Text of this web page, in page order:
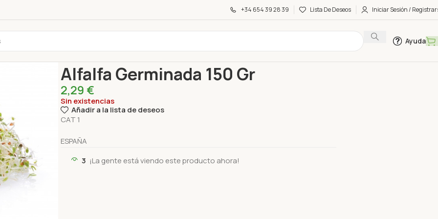
+34 654 39 28 39 Lista De Deseos Iniciar Sesión /
Ayuda
Alfalfa Germinada 150 Gr
2,29 €
Sin existencias
Añadir a la lista de deseos
CAT 1
ESPAÑA
3 ¡La gente está viendo este producto ahora!